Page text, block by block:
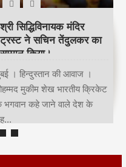
श्री सिद्धिविनायक मंदिर
ट्रस्ट ने सचिन तेंदुलकर का
सम्मान किया।
। हिन्दुस्तान की आवाज ।
मुकीम शेख भारतीय क्रिकेट
भगवान कहे जाने वाले देश के